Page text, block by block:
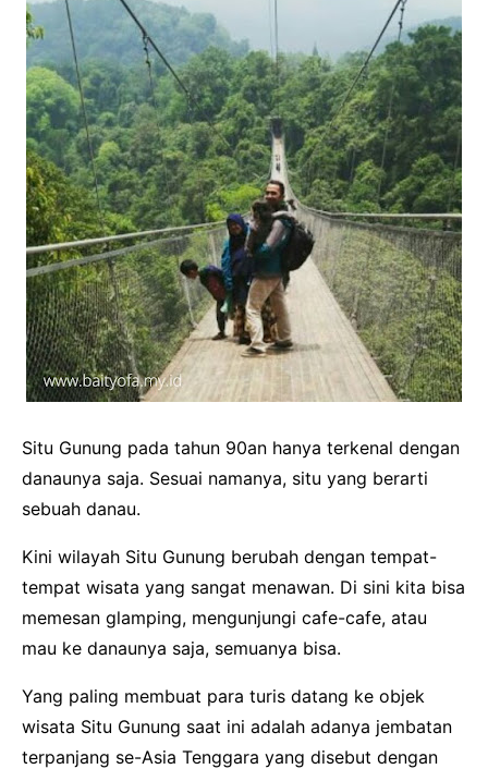
Situ Gunung pada tahun 90an hanya terkenal dengan
danaunya saja. Sesuai namanya, situ yang berarti
sebuah danau.
Kini wilayah Situ Gunung berubah dengan tempat-
tempat wisata yang sangat menawan. Di sini kita bisa
memesan glamping, mengunjungi cafe-cafe, atau
mau ke danaunya saja, semuanya bisa.
Yang paling membuat para turis datang ke objek
wisata Situ Gunung saat ini adalah adanya jembatan
terpanjang se-Asia Tenggara yang disebut dengan